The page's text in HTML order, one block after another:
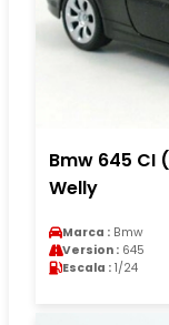
Bmw 645 CI
Welly
Marca : Bmw
Version : 645
Escala : 1/24